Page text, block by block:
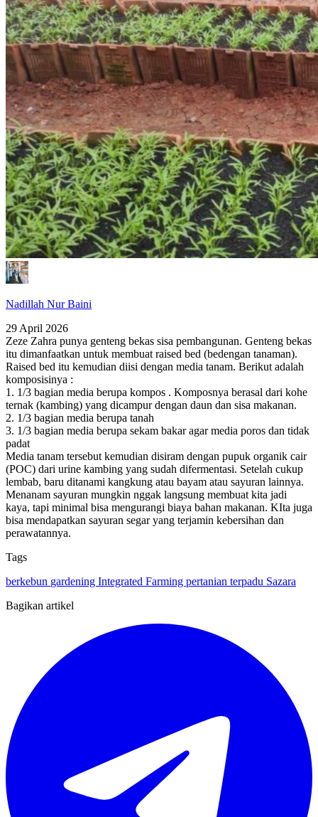
Nadillah Nur Baini
29 April 2026
Zeze Zahra punya genteng bekas sisa pembangunan. Genteng bekas
itu dimanfaatkan untuk membuat raised bed (bedengan tanaman).
Raised bed itu kemudian diisi dengan media tanam. Berikut adalah
komposisinya :
1. 1/3 bagian media berupa kompos . Komposnya berasal dari kohe
ternak (kambing) yang dicampur dengan daun dan sisa makanan.
2. 1/3 bagian media berupa tanah
3. 1/3 bagian media berupa sekam bakar agar media poros dan tidak
padat
Media tanam tersebut kemudian disiram dengan pupuk organik cair
(POC) dari urine kambing yang sudah difermentasi. Setelah cukup
lembab, baru ditanami kangkung atau bayam atau sayuran lainnya.
Menanam sayuran mungkin nggak langsung membuat kita jadi
kaya, tapi minimal bisa mengurangi biaya bahan makanan. KIta juga
bisa mendapatkan sayuran segar yang terjamin kebersihan dan
perawatannya.
Tags
berkebun gardening Integrated Farming pertanian terpadu Sazara
Bagikan artikel